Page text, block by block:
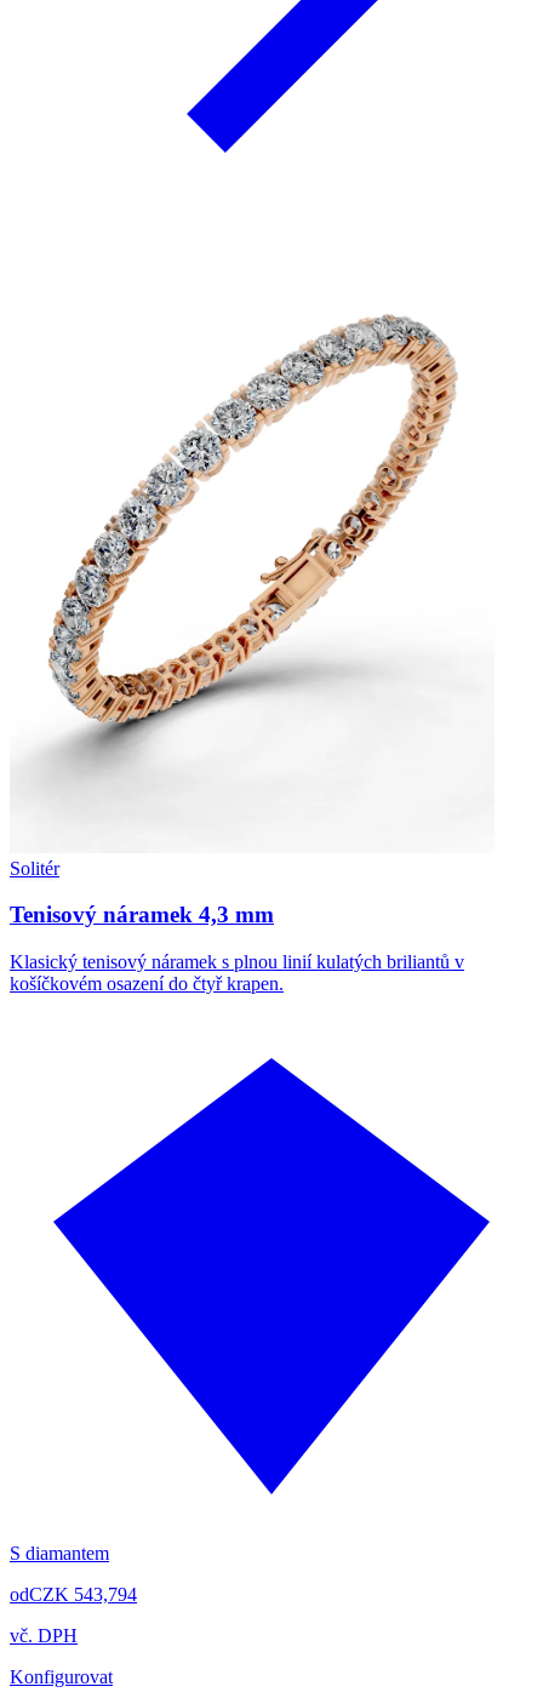
Solitér
Tenisový náramek 4,3 mm
Klasický tenisový náramek s plnou linií kulatých briliantů v
košíčkovém osazení do čtyř krapen.
S diamantem
odCZK 543,794
vč. DPH
Konfigurovat